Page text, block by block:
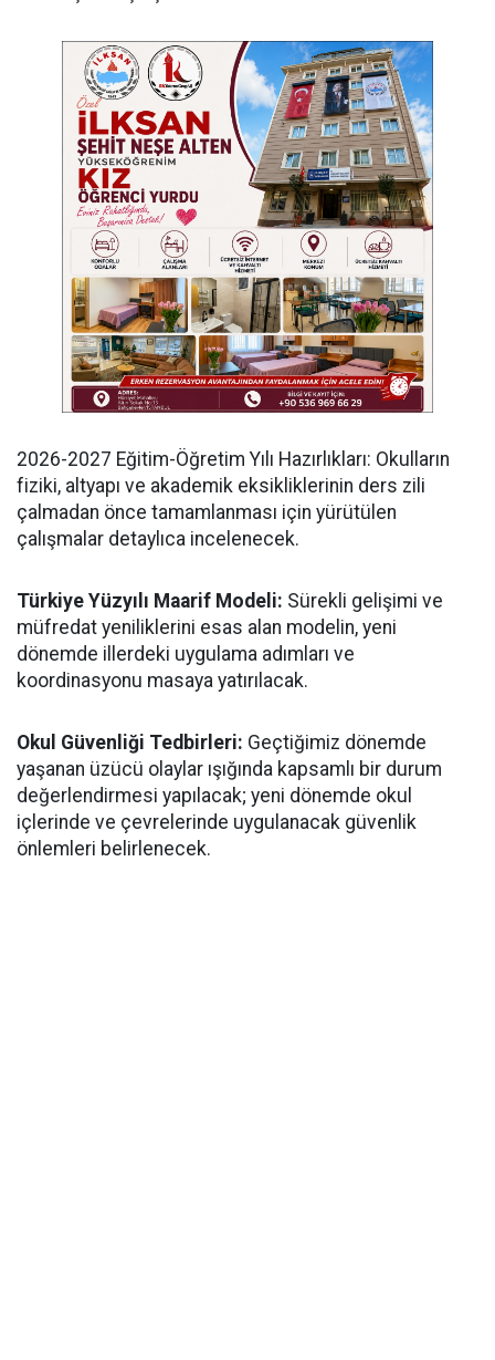
​2026-2027 Eğitim-Öğretim Yılı Hazırlıkları: Okulların
fiziki, altyapı ve akademik eksikliklerinin ders zili
çalmadan önce tamamlanması için yürütülen
çalışmalar detaylıca incelenecek.
Türkiye Yüzyılı Maarif Modeli: Sürekli gelişimi ve
müfredat yeniliklerini esas alan modelin, yeni
dönemde illerdeki uygulama adımları ve
koordinasyonu masaya yatırılacak.
​Okul Güvenliği Tedbirleri: Geçtiğimiz dönemde
yaşanan üzücü olaylar ışığında kapsamlı bir durum
değerlendirmesi yapılacak; yeni dönemde okul
içlerinde ve çevrelerinde uygulanacak güvenlik
önlemleri belirlenecek.